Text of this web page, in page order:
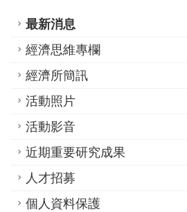
最新消息
經濟思維專欄
經濟所簡訊
活動照片
活動影音
近期重要研究成果
人才招募
個人資料保護